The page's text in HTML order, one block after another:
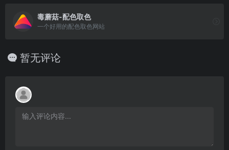
毒蘑菇-配色取色
一个好用的配色取色网站
暂无评论